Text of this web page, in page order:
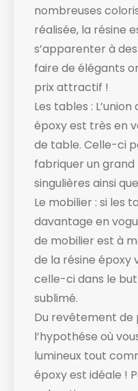
nombreuses
réalisée, la résine
s’apparenter à
faire de élégants
prix attractif !
Les tables :
époxy est très en
de table. Celle-ci
fabriquer un
singulières ainsi
Le mobilier : si les
davantage en
de mobilier est à
de la résine époxy
celle-ci dans le
sublimé.
Du revêtement de
l’hypothése où
lumineux tout
époxy est idéale !